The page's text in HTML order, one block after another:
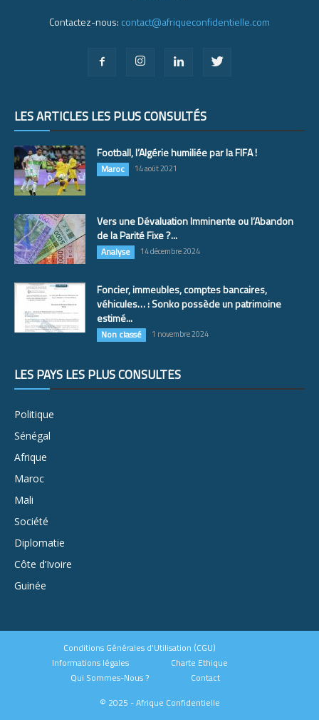
Contactez-nous: contact@afriqueconfidentielle.com
LES ARTICLES LES PLUS CONSULTÉS
Football, l’Algérie humiliée par la FIFA !
Maroc 14 août 2021
Vers une Dévaluation Imminente ou l’Abandon
de la Parité Fixe ?...
Analyse 14 décembre 2024
Foncier, immeubles, comptes bancaires,
véhicules… : Sonko possède un patrimoine
estimé...
Non classé 1 novembre 2024
LES PAYS LES PLUS CONSULTÉS
Politique
Sénégal
Afrique
Maroc
Mali
Société
Diplomatie
Côte d’Ivoire
Guinée
Conditions Générales d’Utilisation (CGU)
Informations légales
Charte Ethique
Qui Sommes-Nous ?
Contact
© 2025 - Afrique Confidentielle